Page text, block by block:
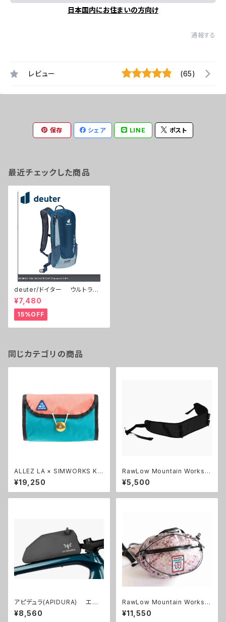
日本国内にお住まいの方向け
通報する
レビュー (65)
保存 シェア LINE ポスト
最近チェックした商品
deuter/ドイター ウルトララ
イド６ マリン/ダスク
¥7,480
15%OFF
同じカテゴリの商品
ALLEZ LA × SIMWORKS Ko
nbini Bag
¥19,250
RawLow Mountain Works
((ロウロウマウンテンワークス)
Rascal Waist Harness Kit
¥5,500
アピデュラ(APIDURA) エク
スペディション トップチューブバ
ッグ ボルトオン (1L)
¥8,560
RawLow Mountain Works・
Zodiac Limited SNAKE Nut
s Pack ナッツパック
¥11,550